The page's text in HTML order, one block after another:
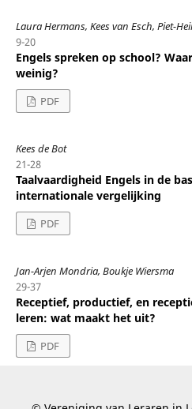
Laura Hermans, Kees van Esch, Piet-
9-20
Engels spreken op school?
weinig?
PDF
Kees de Bot
21-28
Taalvaardigheid Engels in de
internationale vergelijking
PDF
Jan-Arjen Mondria, Boukje Wiersma
29-37
Receptief, productief, en
leren: wat maakt het uit?
PDF